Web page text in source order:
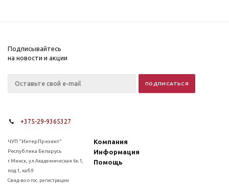
Подписывайтесь
на новости и акции
+375-29-9365327
ЧУП "ИнтерПрезент"
Республика Беларусь
г.Минск, ул.Академическая 6к.1,
под.1, каб.9
Свид-во о гос. регистрации
Компания
Информация
Помощь